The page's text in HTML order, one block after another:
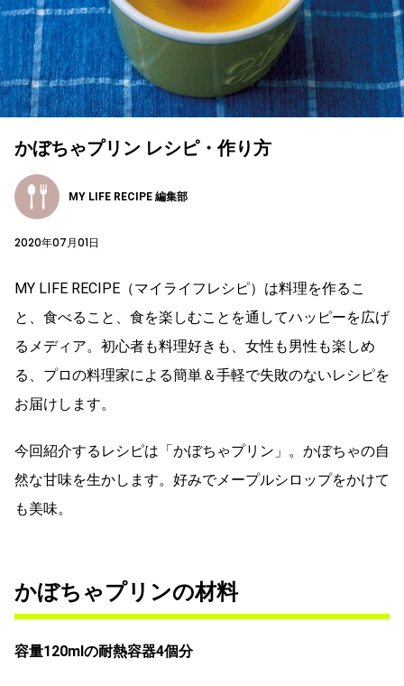
かぼちゃプリン レシピ・作り方
MY LIFE RECIPE 編集部
2020年07月01日
MY LIFE RECIPE（マイライフレシピ）は料理を作るこ
と、食べること、食を楽しむことを通してハッピーを広げ
るメディア。初心者も料理好きも、女性も男性も楽しめ
る、プロの料理家による簡単＆手軽で失敗のないレシピを
お届けします。
今回紹介するレシピは「かぼちゃプリン」。かぼちゃの自
然な甘味を生かします。好みでメープルシロップをかけて
も美味。
かぼちゃプリンの材料
容量120mlの耐熱容器4個分